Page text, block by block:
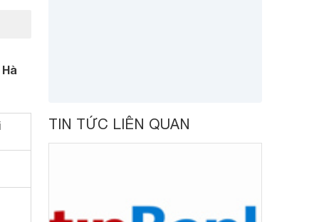
TIN TỨC LIÊN QUAN